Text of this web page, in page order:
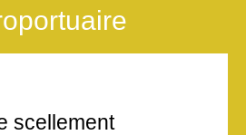
scellement